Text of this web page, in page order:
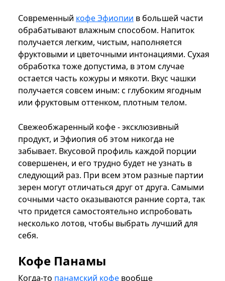
Современный кофе Эфиопии в большей части
обрабатывают влажным способом. Напиток
получается легким, чистым, наполняется
фруктовыми и цветочными интонациями. Сухая
обработка тоже допустима, в этом случае
остается часть кожуры и мякоти. Вкус чашки
получается совсем иным: с глубоким ягодным
или фруктовым оттенком, плотным телом.
Свежеобжаренный кофе - эксклюзивный
продукт, и Эфиопия об этом никогда не
забывает. Вкусовой профиль каждой порции
совершенен, и его трудно будет не узнать в
следующий раз. При всем этом разные партии
зерен могут отличаться друг от друга. Самыми
сочными часто оказываются ранние сорта, так
что придется самостоятельно испробовать
несколько лотов, чтобы выбрать лучший для
себя.
Кофе Панамы
Когда-то панамский кофе вообще